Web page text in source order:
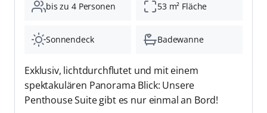
bis zu 4 Personen 53 m² Fläche
Sonnendeck Badewanne
Exklusiv, lichtdurchflutet und mit einem
spektakulären Panorama Blick: Unsere
Penthouse Suite gibt es nur einmal an Bord!